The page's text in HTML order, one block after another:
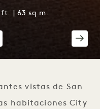
| 63 sq.m.
vistas de San
habitaciones City